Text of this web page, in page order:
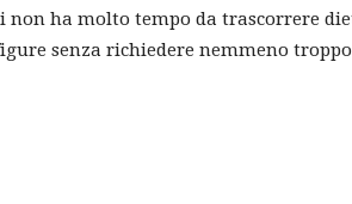
non ha molto tempo da trascorrere
senza richiedere nemmeno